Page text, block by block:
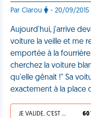
Par Clarou - 20/09/2015
Aujourd'hui, j'arrive
voiture la veille et me
emportée à la
cherchez la voiture
qu'elle gênait !" Sa
exactement à la place
JE VALIDE, C'EST UNE VDM 60